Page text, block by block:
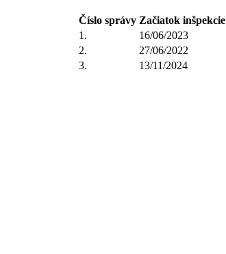
Číslo správy Začiatok inšpekcie
1.
16/06/2023
2.
27/06/2022
3.
13/11/2024